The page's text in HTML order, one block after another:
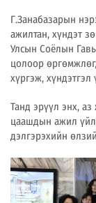
Г.Занабазарын
ажилтан, хүндэт
Улсын Соёлын
цолоор
хүргэж, хүндэтгэл
Танд эрүүл энх,
цаашдын ажил
дэлгэрэхийн